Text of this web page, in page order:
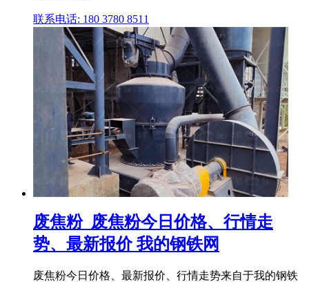
联系电话: 180 3780 8511
废焦粉_废焦粉今日价格、行情走
势、最新报价 我的钢铁网
废焦粉今日价格、最新报价、行情走势来自于我的钢铁